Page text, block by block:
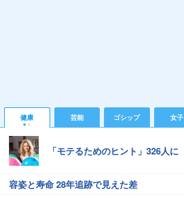
健康 芸能 ゴシップ 女子
「モテるためのヒント」326人に
容姿と寿命 28年追跡で見えた差